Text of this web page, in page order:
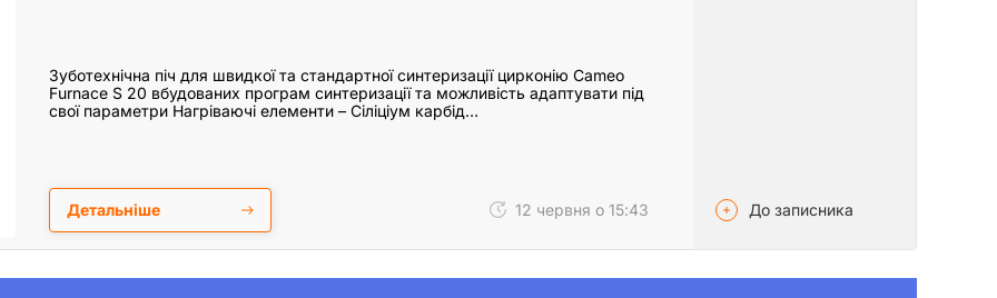
Зуботехнічна піч для швидкої та стандартної синтеризації цирконію Cameo
Furnace S 20 вбудованих програм синтеризації та можливість адаптувати під
свої параметри Нагріваючі елементи – Сіліціум карбід…
Детальніше 12 червня о 15:43 До записника